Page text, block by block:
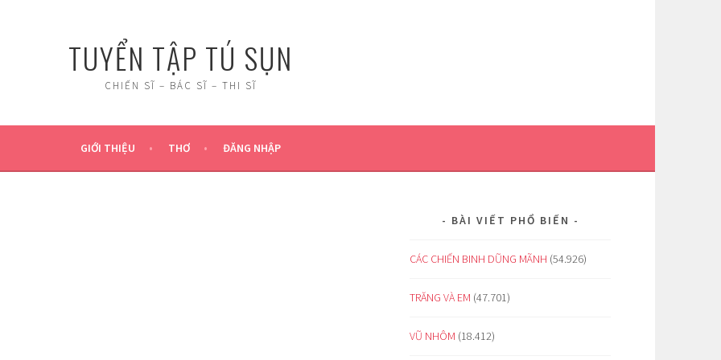
TUYỂN TẬP TÚ SỤN
CHIẾN SĨ – BÁC SĨ – THI SĨ
GIỚI THIỆU THƠ ĐĂNG NHẬP
BÀI VIẾT PHỔ BIẾN
CÁC CHIẾN BINH DŨNG MÃNH (54.926)
TRĂNG VÀ EM (47.701)
VŨ NHÔM (18.412)